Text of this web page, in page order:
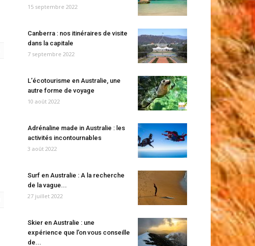
15 septembre 2022
Canberra : nos itinéraires de visite
dans la capitale
7 septembre 2022
L’écotourisme en Australie, une
autre forme de voyage
10 août 2022
Adrénaline made in Australie : les
activités incontournables
3 août 2022
Surf en Australie : A la recherche
de la vague...
27 juillet 2022
Skier en Australie : une
expérience que l’on vous conseille
de...